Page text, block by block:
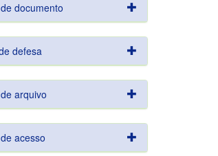
documento
defesa
arquivo
acesso